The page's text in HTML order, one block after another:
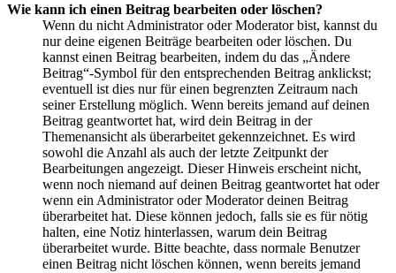
Wie kann ich einen Beitrag bearbeiten oder löschen?
Wenn du nicht Administrator oder Moderator bist, kannst du
nur deine eigenen Beiträge bearbeiten oder löschen. Du
kannst einen Beitrag bearbeiten, indem du das „Ändere
Beitrag“-Symbol für den entsprechenden Beitrag anklickst;
eventuell ist dies nur für einen begrenzten Zeitraum nach
seiner Erstellung möglich. Wenn bereits jemand auf deinen
Beitrag geantwortet hat, wird dein Beitrag in der
Themenansicht als überarbeitet gekennzeichnet. Es wird
sowohl die Anzahl als auch der letzte Zeitpunkt der
Bearbeitungen angezeigt. Dieser Hinweis erscheint nicht,
wenn noch niemand auf deinen Beitrag geantwortet hat oder
wenn ein Administrator oder Moderator deinen Beitrag
überarbeitet hat. Diese können jedoch, falls sie es für nötig
halten, eine Notiz hinterlassen, warum dein Beitrag
überarbeitet wurde. Bitte beachte, dass normale Benutzer
einen Beitrag nicht löschen können, wenn bereits jemand